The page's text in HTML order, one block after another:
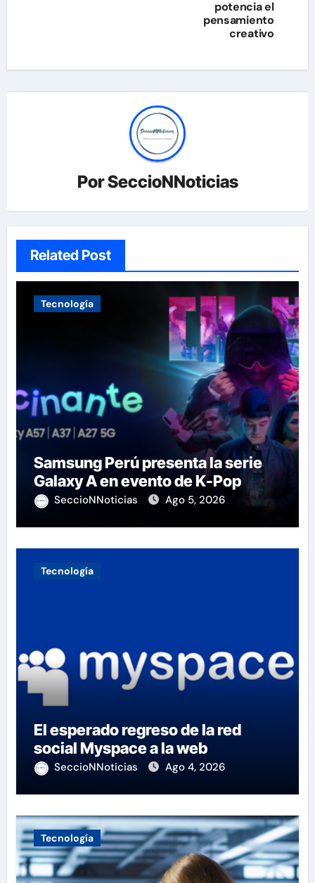
potencia el
pensamiento
creativo
PorSeccioNNoticias
Related Post
Tecnología
Samsung Perú presenta la serie
Galaxy A en evento de K-Pop
SeccioNNoticias Ago 5, 2026
Tecnología
El esperado regreso de la red
social Myspace a la web
SeccioNNoticias Ago 4, 2026
Tecnología